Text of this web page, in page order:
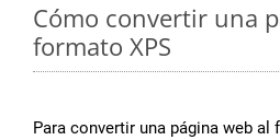
Cómo convertir una
formato XPS
Para convertir una página web al